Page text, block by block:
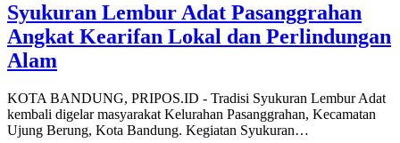
Syukuran Lembur Adat Pasanggrahan
Angkat Kearifan Lokal dan Perlindungan
Alam
KOTA BANDUNG, PRIPOS.ID - Tradisi Syukuran Lembur Adat
kembali digelar masyarakat Kelurahan Pasanggrahan, Kecamatan
Ujung Berung, Kota Bandung. Kegiatan Syukuran…